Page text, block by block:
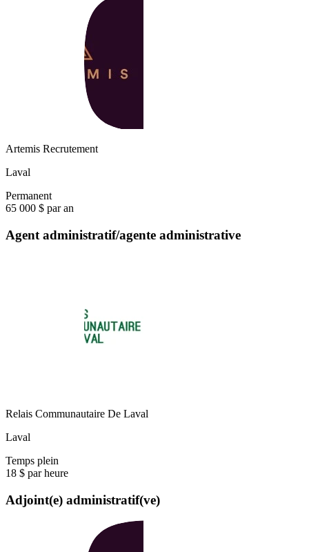
Artemis Recrutement
Laval
Permanent
65 000 $ par an
Agent administratif/agente administrative
Relais Communautaire De Laval
Laval
Temps plein
18 $ par heure
Adjoint(e) administratif(ve)